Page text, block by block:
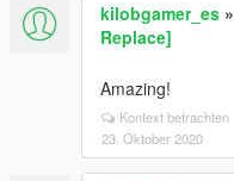
kilobgamer_es »
Replace]
Amazing!
Kontext betrachten
23. Oktober 2020